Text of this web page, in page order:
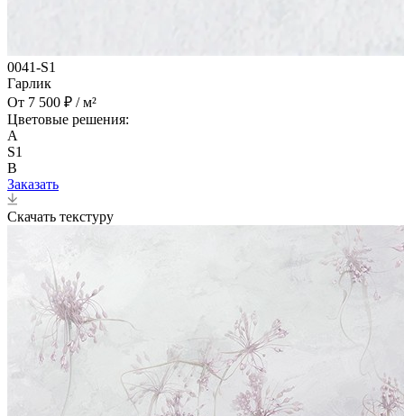
0041-S1
Гарлик
От 7 500 ₽ / м²
Цветовые решения:
A
S1
B
Заказать
Скачать текстуру